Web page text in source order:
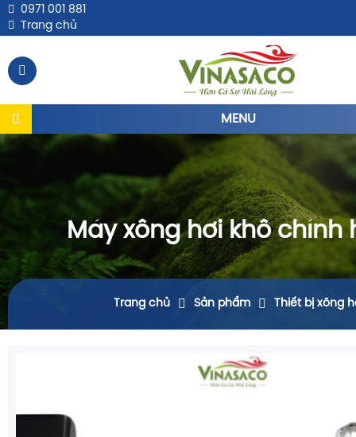
0971 001 881
Trang chủ
MENU
Máy xông hơi khô chính
Trang chủ Sản phẩm Thiết bị xông